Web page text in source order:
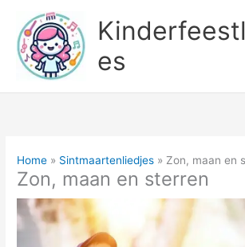
inhoud
es
Home Sintmaartenliedjes Zon, maan en
Zon, maan en sterren